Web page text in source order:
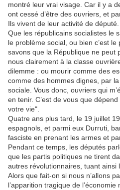
montré leur vrai visage. Car il y a
ont cessé d’être des ouvriers, et
Ils vivent de leur activité de député.
Que les républicains socialistes le
le problème social, ou bien c’est
savons que la République ne peut
nous clairement à la classe ouvrière
dilemme : ou mourir comme des
comme des hommes dignes, par
sociale. Vous donc, ouvriers qui
en tenir. C’est de vous que
votre vie".
Quatre ans plus tard, le 19 juillet
espagnols, et parmi eux Durruti,
fasciste en prenant les armes et
Pendant ce temps, les députés
que les partis politiques ne tirent
autres révolutionnaires, tuant ainsi
Alors que fait-on si nous n’allons
l’apparition tragique de